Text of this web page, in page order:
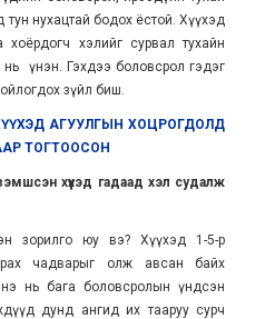
тун нухацтай бодох ёстой. Хүүхэд
хэлийг сурвал тухайн
нь үнэн. Гэхдээ боловсрол гэдэг
зүйл биш.
АГУУЛГЫН ХОЦРОГДОЛД
ТОГТООСОН
хүүхэд гадаад хэл судалж
зорилго юу вэ? Хүүхэд 1-5-р
чадварыг олж авсан байх
нь бага боловсролын үндсэн
дунд ангид их тааруу сурч